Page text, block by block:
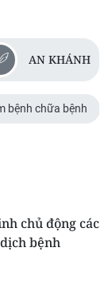
AN KHÁNH
bệnh chữa bệnh
chủ động các
bệnh